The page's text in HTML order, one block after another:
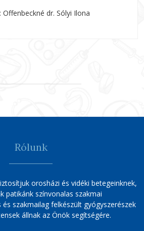
dr. Sólyi Ilona
Rólunk
orosházi és vidéki betegeinknek,
patikánk színvonalas szakmai
szakmailag felkészült gyógyszerészek
állnak az Önök segítségére.